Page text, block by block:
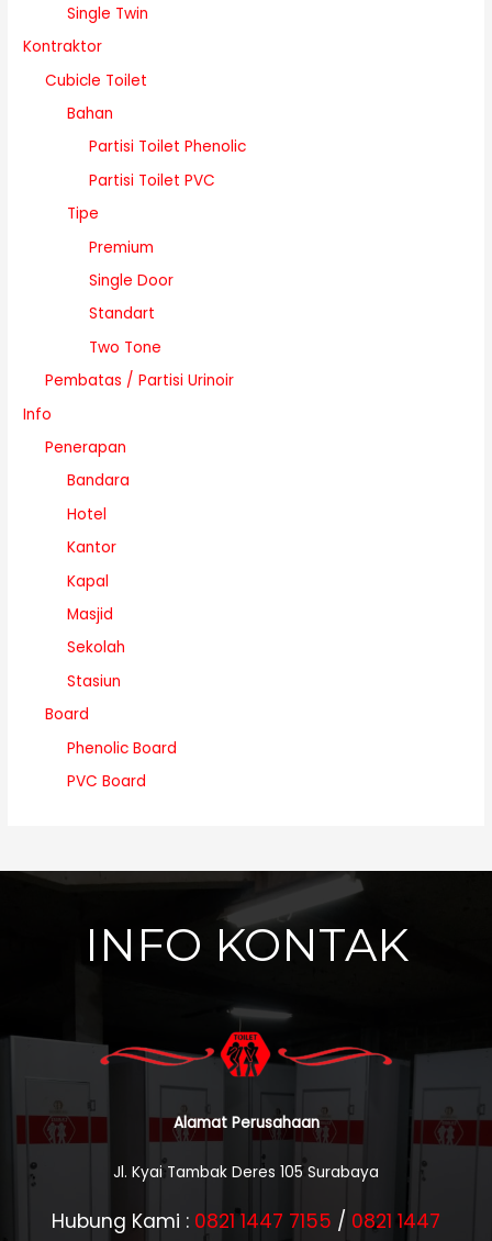
Single Twin
Kontraktor
Cubicle Toilet
Bahan
Partisi Toilet Phenolic
Partisi Toilet PVC
Tipe
Premium
Single Door
Standart
Two Tone
Pembatas / Partisi Urinoir
Info
Penerapan
Bandara
Hotel
Kantor
Kapal
Masjid
Sekolah
Stasiun
Board
Phenolic Board
PVC Board
INFO KONTAK
Alamat Perusahaan
Jl. Kyai Tambak Deres 105 Surabaya
Hubung Kami : 0821 1447 7155 / 0821 1447